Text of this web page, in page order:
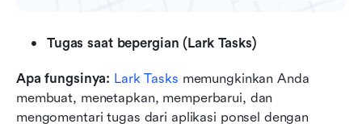
Tugas saat bepergian (Lark Tasks)
Apa fungsinya: Lark Tasks memungkinkan Anda
membuat, menetapkan, memperbarui, dan
mengomentari tugas dari aplikasi ponsel dengan